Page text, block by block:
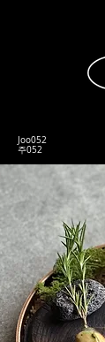
Joo052
​주052